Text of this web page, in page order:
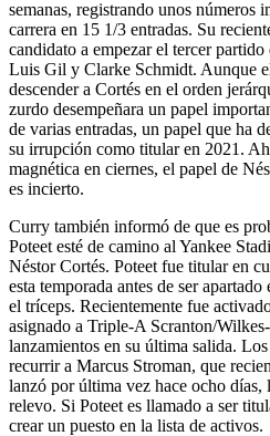
semanas, registrando unos números
carrera en 15 1/3 entradas. Su
candidato a empezar el tercer
Luis Gil y Clarke Schmidt. Aunque
descender a Cortés en el orden
zurdo desempeñara un papel
de varias entradas, un papel que ha
su irrupción como titular en 2021.
magnética en ciernes, el papel de
es incierto.
Curry también informó de que es
Poteet esté de camino al Yankee
Néstor Cortés. Poteet fue titular en
esta temporada antes de ser
el tríceps. Recientemente fue
asignado a Triple-A Scranton/
lanzamientos en su última salida.
recurrir a Marcus Stroman, que
lanzó por última vez hace ocho días,
relevo. Si Poteet es llamado a ser
crear un puesto en la lista de activos.